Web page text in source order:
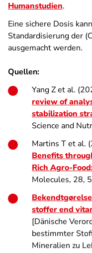
Humanstudien.
Eine sichere Dosis
Standardisierung der
ausgemacht werden.
Quellen:
Yang Z et al.
review of
stabilization
Science and
Martins T et al.
Benefits
Rich Agro-
Molecules, 28,
stoffer end
[Dänische
bestimmter
Mineralien zu